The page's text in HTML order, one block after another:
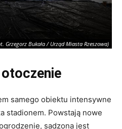
Grzegorz Bukała / Urząd Miasta Rzeszowa)
samego obiektu intensywne
stadionem. Powstają nowe
sadzona jest